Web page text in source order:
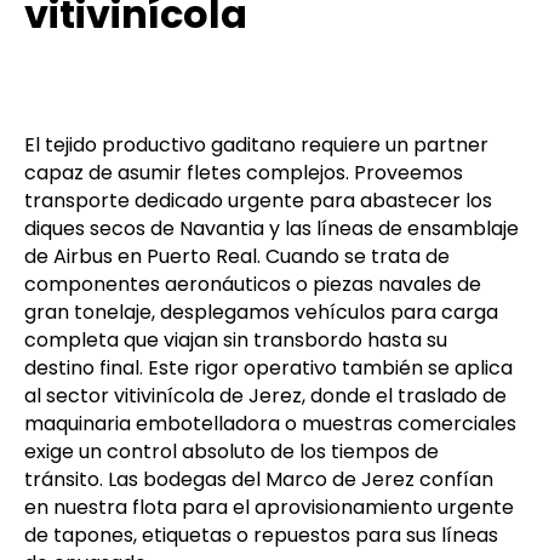
vitivinícola
El tejido productivo gaditano requiere un partner
capaz de asumir fletes complejos. Proveemos
transporte dedicado urgente para abastecer los
diques secos de Navantia y las líneas de ensamblaje
de Airbus en Puerto Real. Cuando se trata de
componentes aeronáuticos o piezas navales de
gran tonelaje, desplegamos vehículos para carga
completa que viajan sin transbordo hasta su
destino final. Este rigor operativo también se aplica
al sector vitivinícola de Jerez, donde el traslado de
maquinaria embotelladora o muestras comerciales
exige un control absoluto de los tiempos de
tránsito. Las bodegas del Marco de Jerez confían
en nuestra flota para el aprovisionamiento urgente
de tapones, etiquetas o repuestos para sus líneas